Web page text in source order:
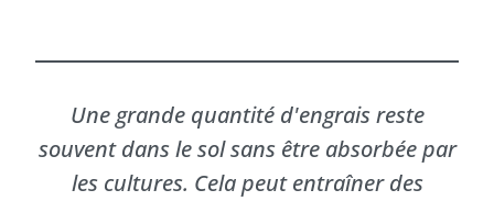
Une grande quantité d'engrais reste
souvent dans le sol sans être absorbée par
les cultures. Cela peut entraîner des